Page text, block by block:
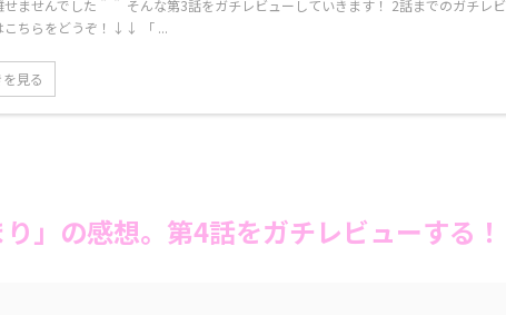
せませんでした＾＾ そんな第3話をガチレビューしていきます！ 2話までのガチレビ
こちらをどうぞ！↓↓ 「 ...
見る
り」の感想。第4話をガチレビューする！